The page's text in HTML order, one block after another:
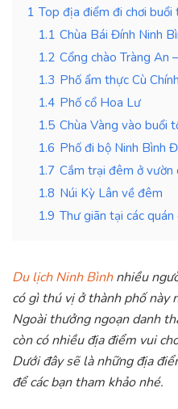
1 Top địa điểm đi chơi buổi
1.1 Chùa Bái Đính Ninh
1.2 Cổng chào Tràng An
1.3 Phố ẩm thực Cù
1.4 Phố cổ Hoa Lư
1.5 Chùa Vàng vào buổi
1.6 Phố đi bộ Ninh Bình
1.7 Cắm trại đêm ở vườn
1.8 Núi Kỳ Lân về đêm
1.9 Thư giãn tại các
Du lịch Ninh Bìnhnhiều
có gì thú vị ở thành phố này
Ngoài thưởng ngoạn danh
còn có nhiều địa điểm vui
Dưới đây sẽ là những địa
để các bạn tham khảo nhé.